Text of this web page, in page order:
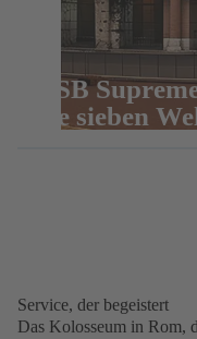
KSB
die sieben
Service, der begeistert
Das Kolosseum in Rom,